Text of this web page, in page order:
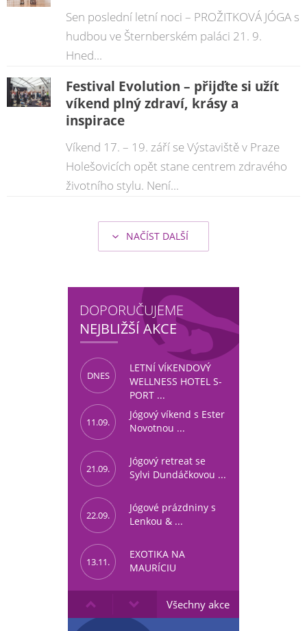
Sen poslední letní noci – PROŽITKOVÁ JÓGA s
hudbou ve Šternberském paláci 21. 9.
Hned...
Festival Evolution – přijďte si užít
víkend plný zdraví, krásy a
inspirace
Víkend 17. – 19. září se Výstaviště v Praze
Holešovicích opět stane centrem zdravého
životního stylu. Není...
NAČÍST DALŠÍ
DOPORUČUJEME
NEJBLIŽŠÍ AKCE
DNES
LETNÍ VÍKENDOVÝ
WELLNESS HOTEL S-
PORT ...
11.09.
Jógový víkend s Ester
Novotnou ...
21.09.
Jógový retreat se
Sylvi Dundáčkovou ...
22.09.
Jógové prázdniny s
Lenkou & ...
13.11.
EXOTIKA NA
MAURÍCIU
Všechny akce